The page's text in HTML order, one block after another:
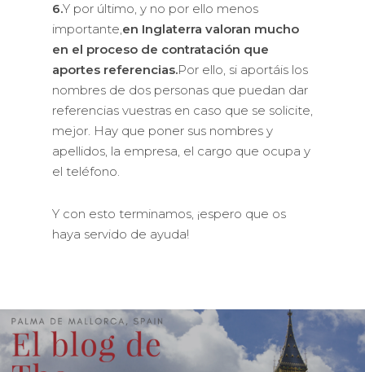
6.Y por último, y no por ello menos
importante,en Inglaterra valoran mucho
en el proceso de contratación que
aportes referencias.Por ello, si aportáis los
nombres de dos personas que puedan dar
referencias vuestras en caso que se solicite,
mejor. Hay que poner sus nombres y
apellidos, la empresa, el cargo que ocupa y
el teléfono.
Y con esto terminamos, ¡espero que os
haya servido de ayuda!